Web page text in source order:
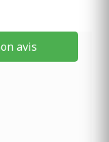
avis